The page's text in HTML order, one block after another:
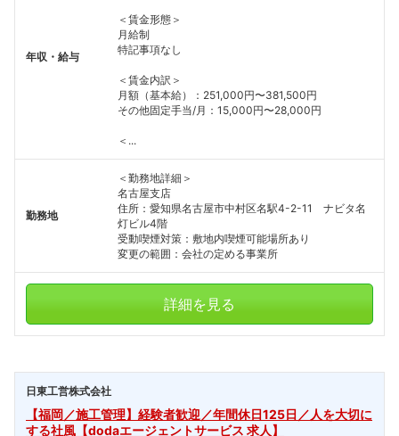
年収・給与
＜賃金形態＞
月給制
特記事項なし
＜賃金内訳＞
月額（基本給）：251,000円〜381,500円
その他固定手当/月：15,000円〜28,000円
＜...
勤務地
＜勤務地詳細＞
名古屋支店
住所：愛知県名古屋市中村区名駅4-2-11 ナビタ名
灯ビル4階
受動喫煙対策：敷地内喫煙可能場所あり
変更の範囲：会社の定める事業所
詳細を見る
日東工営株式会社
【福岡／施工管理】経験者歓迎／年間休日125日／人を大切に
する社風【dodaエージェントサービス 求人】